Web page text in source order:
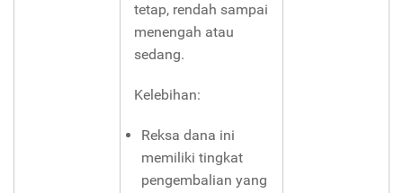
tetap, rendah sampai
menengah atau
sedang.
Kelebihan:
Reksa dana ini
memiliki tingkat
pengembalian yang